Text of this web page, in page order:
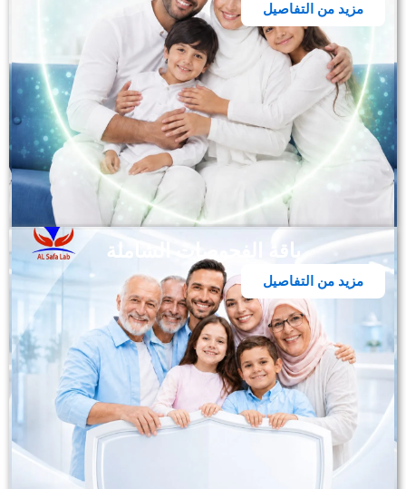
مزيد من التفاصيل
باقة الفحوصات الشاملة
مزيد من التفاصيل